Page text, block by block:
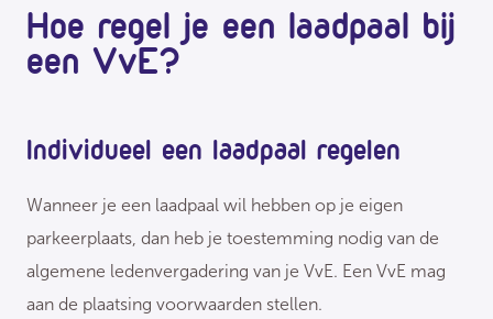
Hoe regel je een laadpaal bij
een VvE?
Individueel een laadpaal regelen
Wanneer je een laadpaal wil hebben op je eigen
parkeerplaats, dan heb je toestemming nodig van de
algemene ledenvergadering van je VvE. Een VvE mag
aan de plaatsing voorwaarden stellen.